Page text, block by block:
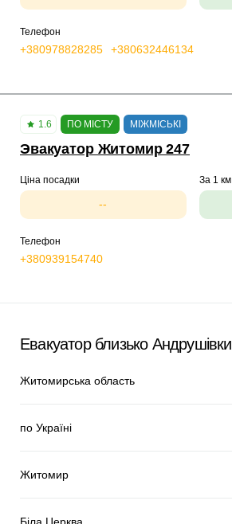
Телефон
+380978828285 +380632446134
1.6 ПО МІСТУ МІЖМІСЬКІ
Эвакуатор Житомир 247
Ціна посадки
--
За 1 км
Телефон
+380939154740
Евакуатор близько Андрушівки
Житомирська область
по Україні
Житомир
Біла Церква